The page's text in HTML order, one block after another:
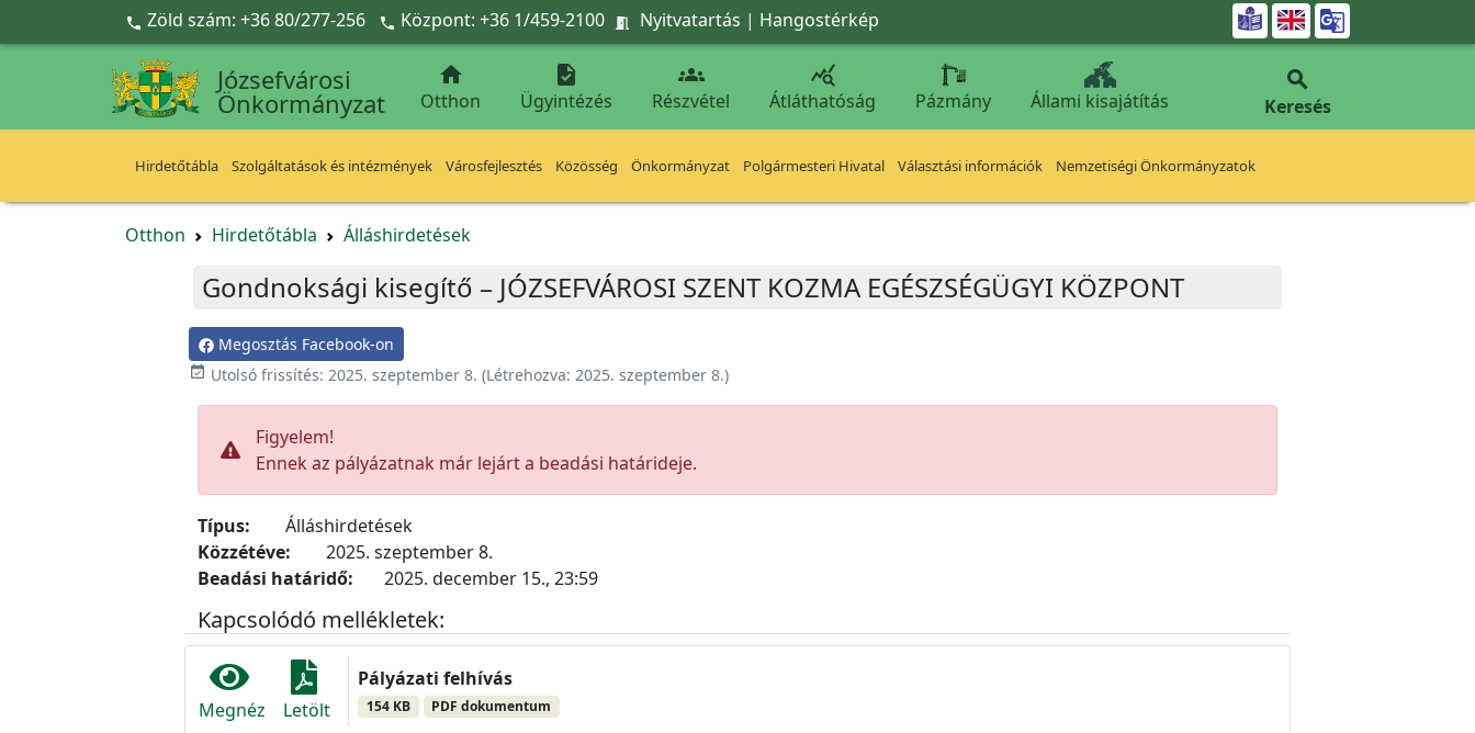
Ugrás a fő tartalomra
 Zöld szám: +36 80/277-256  Központ: +36 1/459-2100  Nyitvatartás | Hangostérkép 
Józsefvárosi
Önkormányzat

Otthon

Ügyintézés

Részvétel

Átláthatóság Pázmány Állami kisajátítás

Keresés
Hirdetőtábla Szolgáltatások és intézmények Városfejlesztés Közösség Önkormányzat Polgármesteri Hivatal Választási információk Nemzetiségi Önkormányzatok
Otthon Hirdetőtábla Álláshirdetések
Gondnoksági kisegítő – JÓZSEFVÁROSI SZENT KOZMA EGÉSZSÉGÜGYI KÖZPONT
Megosztás Facebook-on
 Utolsó frissítés: 2025. szeptember 8. (Létrehozva: 2025. szeptember 8.)
Figyelem!
Ennek az pályázatnak már lejárt a beadási határideje.
Típus:
Álláshirdetések
Közzétéve:
2025. szeptember 8.
Beadási határidő:
2025. december 15., 23:59
Kapcsolódó mellékletek:
Megnéz Letölt
Pályázati felhívás
154 KB PDF dokumentum